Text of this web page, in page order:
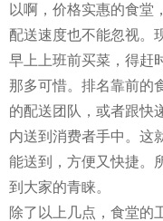
以啊，价格实惠的食堂
配送速度也不能忽视。
早上上班前买菜，得赶
那多可惜。排名靠前的
的配送团队，或者跟快
内送到消费者手中。这
能送到，方便又快捷。
到大家的青睐。
除了以上几点，食堂的